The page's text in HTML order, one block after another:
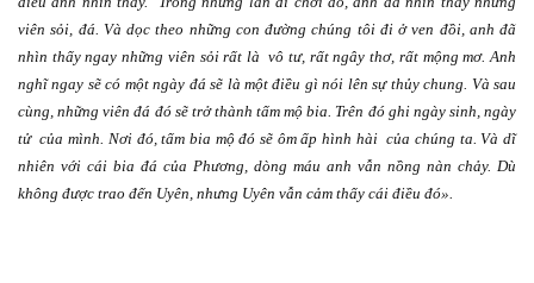
viên sỏi, đá. Và dọc theo những con đường chúng tôi đi ở ven đồi, anh đã
nhìn thấy ngay những viên sỏi rất là vô tư, rất ngây thơ, rất mộng mơ. Anh
nghĩ ngay sẽ có một ngày đá sẽ là một điều gì nói lên sự thủy chung. Và sau
cùng, những viên đá đó sẽ trở thành tấm mộ bia. Trên đó ghi ngày sinh, ngày
tử của mình. Nơi đó, tấm bia mộ đó sẽ ôm ấp hình hài của chúng ta. Và dĩ
nhiên với cái bia đá của Phương, dòng máu anh vẫn nồng nàn chảy. Dù
không được trao đến Uyên, nhưng Uyên vẫn cảm thấy cái điều đó».